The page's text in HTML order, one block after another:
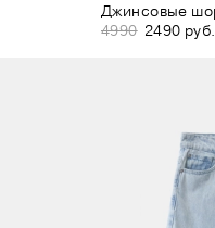
Джинсовые
4990 2490 руб.